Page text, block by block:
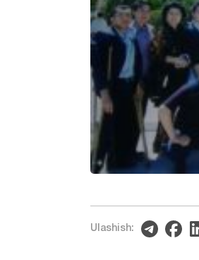
Ulashish: